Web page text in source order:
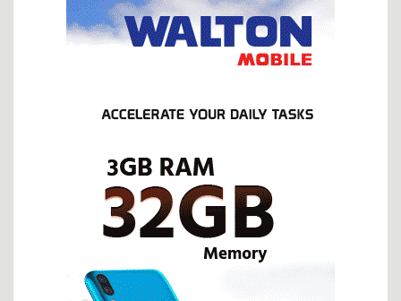
জিয়া পরিবারকে ধ্বংস করতে চেয়েছিল কারা?
যাকাতের চেয়ে চাঁদাবাজি ভালো: কঠিন পরীক্ষার মুখে তারেক-বিএনপি
একজন ফরিদা খানম এবং জনপ্রশাসনের দুষ্টুচক্র
জঙ্গি প্রসঙ্গ: সরকারকে বিভ্রান্ত করার কৌশল নাকি অন্য কিছু?
শান্ত ক্যাম্পাস হঠাৎ উত্তপ্ত হয়ে উঠছে কেন?
নিত্য পণ্যের পাগলা ঘোড়ায় দিশেহারা মানুষের বাঁচার উপায় কি?
প্রধানমন্ত্রীর মধ্যাহ্নভোজে ঢেঁড়স ভাজি, ডিমের তরকারি কেন?
পোশাকের রং বদল নয়, দরকার নৈতিকতার পুনর্গঠন ও মানোন্নয়ন
প্রিয় আক্তার ভাই, ক্ষমা করবেন আমায়
কৃষক কার্ড বিতরণ অনুষ্ঠানের প্রস্তুতি পরিদর্শন করলেন ফকির মাহবুব